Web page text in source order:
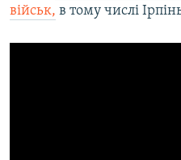
військ, в тому числі